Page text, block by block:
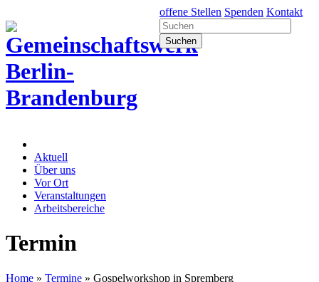
offene Stellen Spenden Kontakt
Aktuell
Über uns
Vor Ort
Veranstaltungen
Arbeitsbereiche
Termin
Home » Termine » Gospelworkshop in Spremberg